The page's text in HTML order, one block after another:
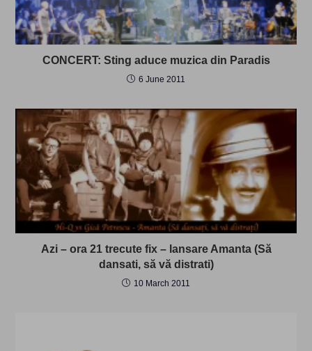
CONCERT: Sting aduce muzica din Paradis
6 June 2011
Azi – ora 21 trecute fix – lansare Amanta (Să
dansati, să vă distrati)
10 March 2011